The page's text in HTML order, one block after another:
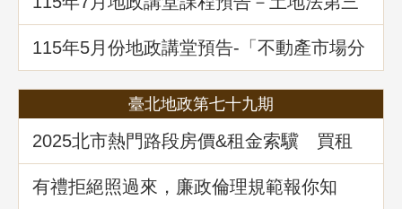
十四條之一多數決處分共有土地爭議問題
解析
115年5月份地政講堂預告-「不動產市場分
析、趨勢展望及政府治理之道」
臺北地政第七十九期
2025北市熱門路段房價&租金索驥 買租
資訊馬上懂
有禮拒絕照過來，廉政倫理規範報你知